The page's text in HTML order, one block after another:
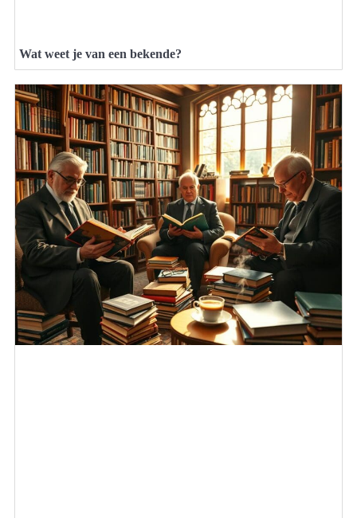
Wat weet je van een bekende?